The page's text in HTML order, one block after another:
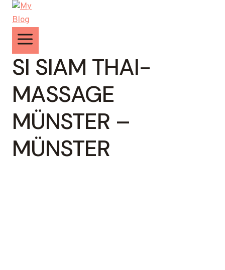
Zum
Inhalt
springen
SI SIAM THAI-
MASSAGE
MÜNSTER –
MÜNSTER